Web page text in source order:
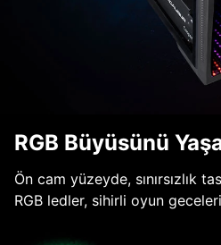
RGB Büyüsünü
Ön cam yüzeyde, sınırsızlık
RGB ledler, sihirli oyun